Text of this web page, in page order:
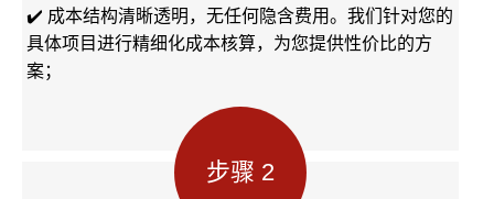
✔️ 成本结构清晰透明，无任何隐含费用。我们针对您的
具体项目进行精细化成本核算，为您提供性价比的方
案；
步骤 2